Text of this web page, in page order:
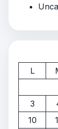
L
3
10